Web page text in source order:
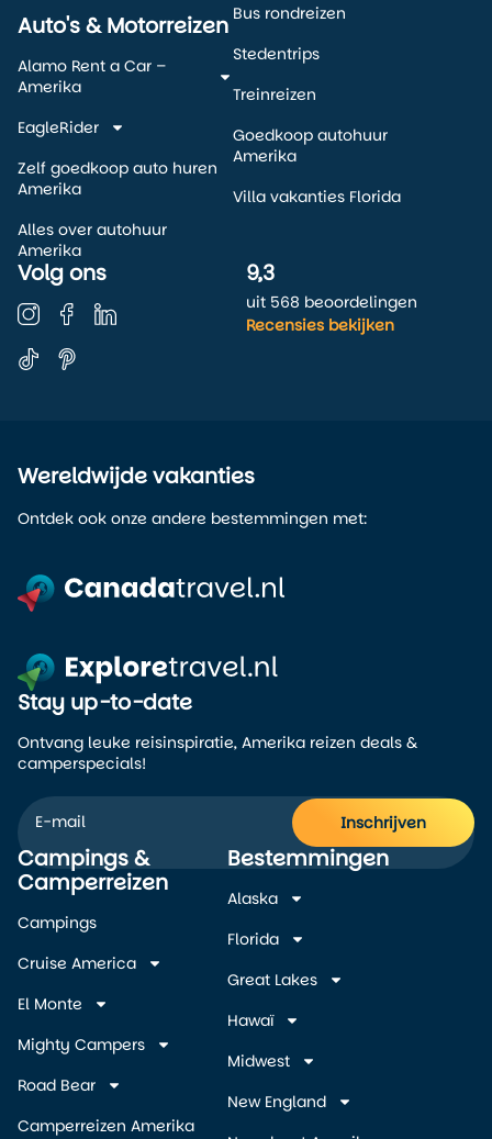
Auto's & Motorreizen
Alamo Rent a Car –
Amerika
EagleRider
Zelf goedkoop auto huren
Amerika
Alles over autohuur
Amerika
Bus rondreizen
Stedentrips
Treinreizen
Goedkoop autohuur
Amerika
Villa vakanties Florida
Volg ons 9,3
uit 568 beoordelingen
Recensies bekijken
Wereldwijde vakanties
Ontdek ook onze andere bestemmingen met:
Campings &
Camperreizen
Campings
Cruise America
El Monte
Mighty Campers
Road Bear
Camperreizen Amerika
Bestemmingen
Alaska
Florida
Great Lakes
Hawaï
Midwest
New England
Stay up-to-date
Ontvang leuke reisinspiratie, Amerika reizen deals &
camperspecials!
Inschrijven
Alternative: